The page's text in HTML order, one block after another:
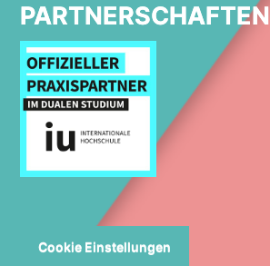
PARTNERSCHAFTEN
Cookie Einstellungen